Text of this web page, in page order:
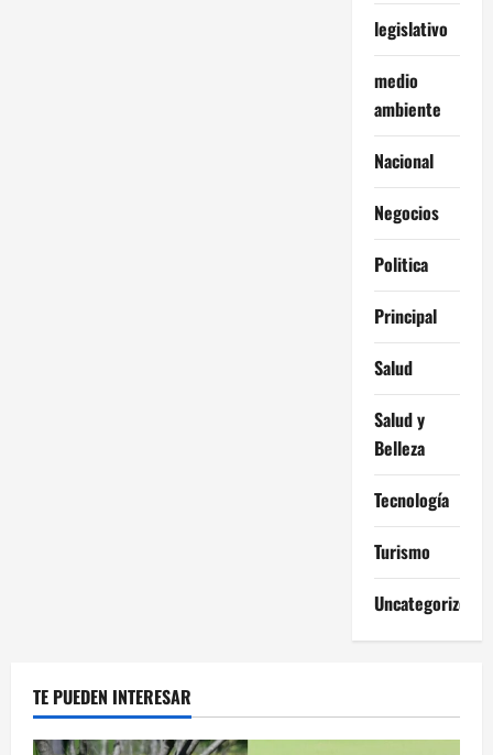
legislativo
medio
ambiente
Nacional
Negocios
Politica
Principal
Salud
Salud y
Belleza
Tecnología
Turismo
Uncategorized
TE PUEDEN INTERESAR